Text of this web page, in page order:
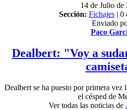
14 de Julio de
Sección: Fichajes| 0
Enviado
Paco
Dealbert: "Voy a
Dealbert se ha puesto por primera vez
el césped de
Ver todas las noticias de